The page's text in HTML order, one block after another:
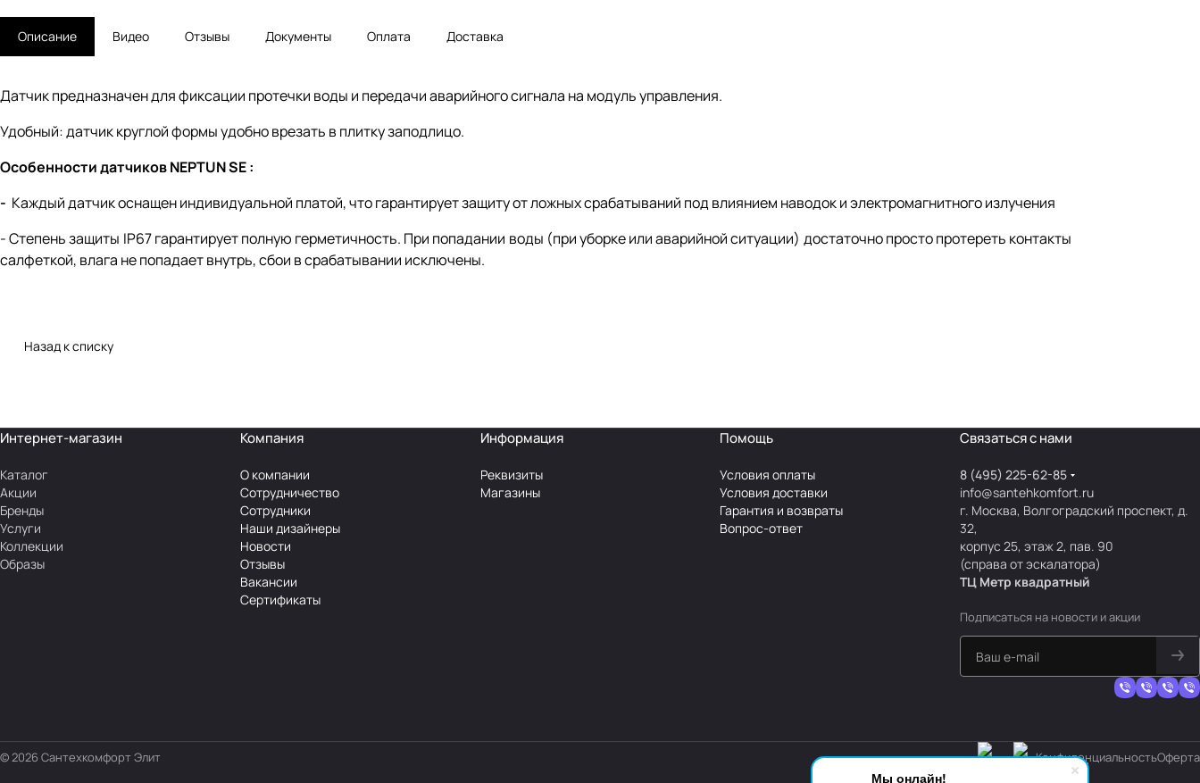
Мы онлайн!
Описание Видео Отзывы Документы Оплата Доставка
Датчик предназначен для фиксации протечки воды и передачи аварийного сигнала на модуль управления.
Удобный: датчик круглой формы удобно врезать в плитку заподлицо.
Особенности датчиков NEPTUN SE:
- Каждый датчик оснащен индивидуальной платой, что гарантирует защиту от ложных срабатываний под влиянием наводок и электромагнитного излучения
- Степень защиты IP67 гарантирует полную герметичность. При попадании воды (при уборке или аварийной ситуации) достаточно просто протереть контакты
салфеткой, влага не попадает внутрь, сбои в срабатывании исключены.
Назад к списку
Интернет-магазин
Каталог
Акции
Бренды
Услуги
Коллекции
Образы
Компания
О компании
Сотрудничество
Сотрудники
Наши дизайнеры
Новости
Отзывы
Вакансии
Сертификаты
Информация
Реквизиты
Магазины
Помощь
Условия оплаты
Условия доставки
Гарантия и возвраты
Вопрос-ответ
Связаться с нами
8 (495) 225-62-85
info@santehkomfort.ru
г. Москва, Волгоградский проспект, д.
32,
корпус 25, этаж 2, пав. 90
(справа от эскалатора)
ТЦ Метр квадратный
Подписаться на новости и акции
© 2026 Сантехкомфорт Элит КонфиденциальностьОферта